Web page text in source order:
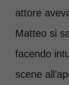
attore
Matteo si
facendo
scene